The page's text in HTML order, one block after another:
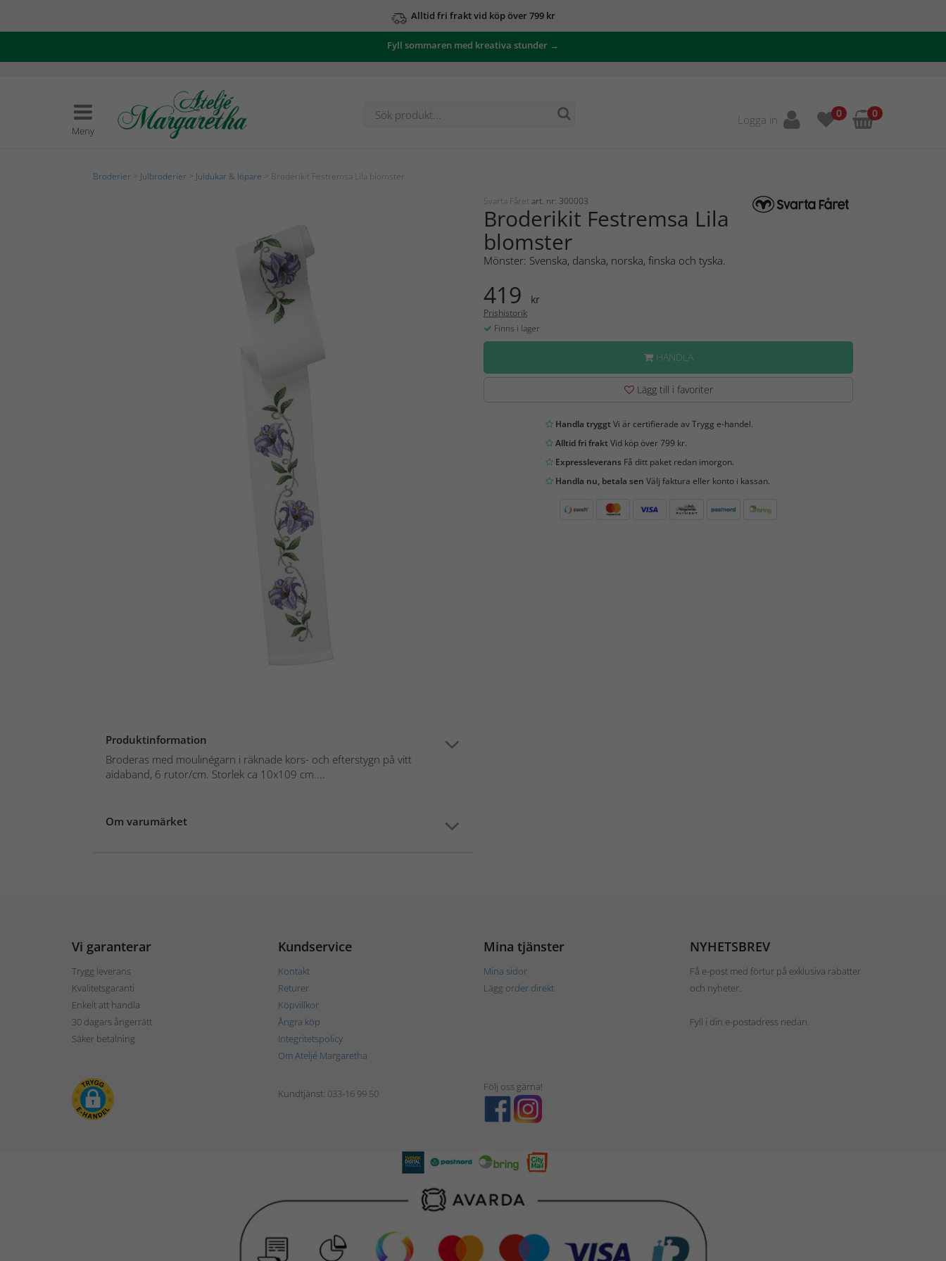
Alltid fri frakt vid köp över 799 kr
Fyll sommaren med kreativa stunder →
Meny
Logga in 0 0
Broderier Julbroderier Juldukar & löpare > Broderikit Festremsa Lila blomster
Produktinformation
Broderas med moulinégarn i räknade kors- och efterstygn på vitt
aidaband, 6 rutor/cm. Storlek ca 10x109 cm....
Om varumärket
Svarta Fåret art. nr: 300003
Broderikit Festremsa Lila
blomster
Mönster: Svenska, danska, norska, finska och tyska.
419 kr
Prishistorik
Finns i lager
HANDLA
Lägg till i favoriter
Handla tryggtVi är certifierade av Trygg e-handel.
Alltid fri fraktVid köp över 799 kr.
ExpressleveransFå ditt paket redan imorgon.
Handla nu, betala sen Välj faktura eller konto i kassan.
Vi garanterar
Trygg leverans
Kvalitetsgaranti
Enkelt att handla
30 dagars ångerrätt
Säker betalning
Kundservice
Kontakt
Returer
Köpvillkor
Ångra köp
Integritetspolicy
Om Ateljé Margaretha
Mina tjänster
Mina sidor
Lägg order direkt
NYHETSBREV
Få e-post med förtur på exklusiva rabatter
och nyheter.
Fyll i din e-postadress nedan.
Kundtjänst: 033-16 99 50
Följ oss gärna!